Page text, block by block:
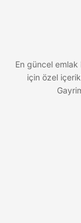
En güncel emlak
için özel